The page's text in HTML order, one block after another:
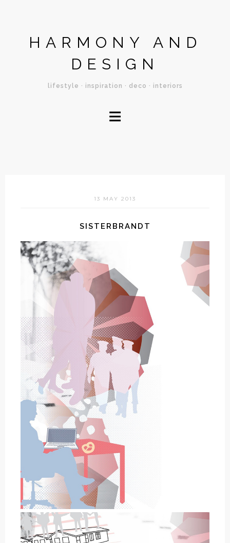
HARMONY AND
DESIGN
lifestyle · inspiration · deco · interiors
≡
13 MAY 2013
SISTERBRANDT